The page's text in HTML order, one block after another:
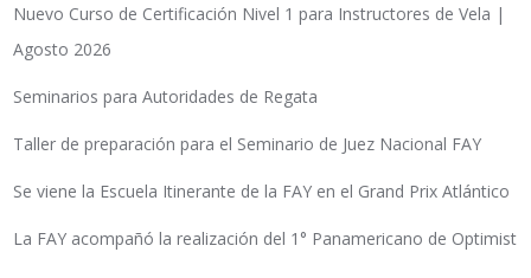
Nuevo Curso de Certificación Nivel 1 para Instructores de Vela |
Agosto 2026
Seminarios para Autoridades de Regata
Taller de preparación para el Seminario de Juez Nacional FAY
Se viene la Escuela Itinerante de la FAY en el Grand Prix Atlántico
La FAY acompañó la realización del 1° Panamericano de Optimist